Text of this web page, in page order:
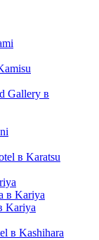
Gallery в
в Karatsu
в Kariya
Kariya
в Kashihara